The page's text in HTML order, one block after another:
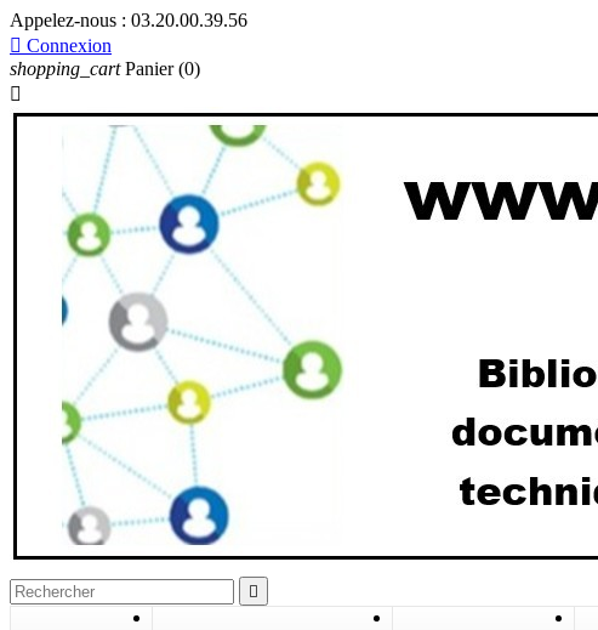
Appelez-nous : 03.20.00.39.56
 Connexion
shopping_cart Panier (0)

